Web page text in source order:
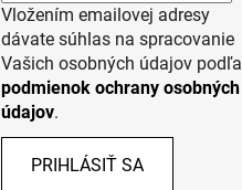
Vložením emailovej adresy
dávate súhlas na spracovanie
Vašich osobných údajov podľa
podmienok ochrany osobných
údajov.
PRIHLÁSIŤ SA